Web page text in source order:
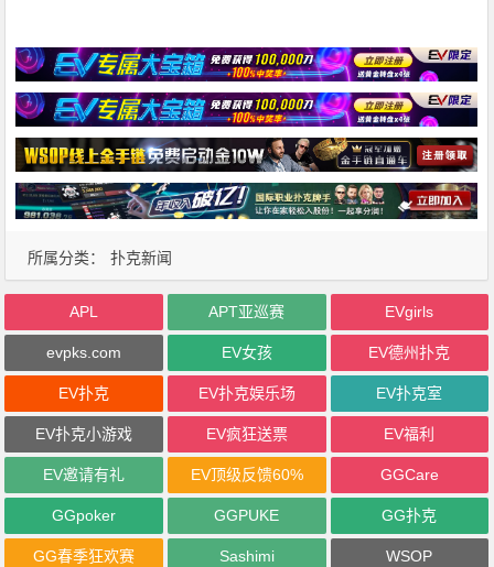
所属分类： 扑克新闻
APL APT亚巡赛 EVgirls
evpks.com EV女孩 EV德州扑克
EV扑克 EV扑克娱乐场 EV扑克室
EV扑克小游戏 EV疯狂送票 EV福利
EV邀请有礼 EV顶级反馈60% GGCare
GGpoker GGPUKE GG扑克
GG春季狂欢赛 Sashimi WSOP